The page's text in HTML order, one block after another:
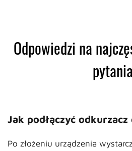
Odpowiedzi na
pytania
Jak podłączyć odkurzacz
Po złożeniu urządzenia